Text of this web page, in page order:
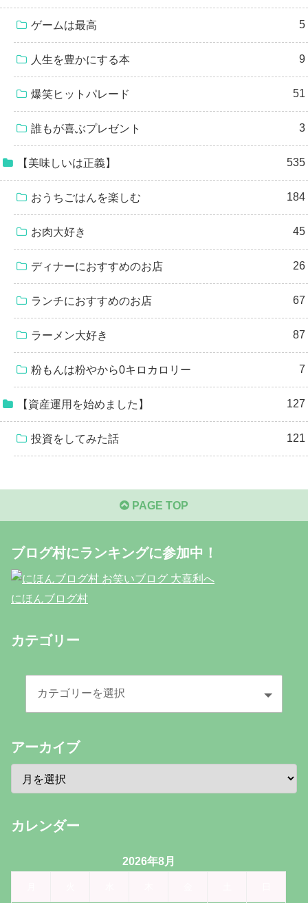
ゲームは最高 5
人生を豊かにする本 9
爆笑ヒットパレード 51
誰もが喜ぶプレゼント 3
【美味しいは正義】 535
おうちごはんを楽しむ 184
お肉大好き 45
ディナーにおすすめのお店 26
ランチにおすすめのお店 67
ラーメン大好き 87
粉もんは粉やから0キロカロリー 7
【資産運用を始めました】 127
投資をしてみた話 121
PAGE TOP
ブログ村にランキングに参加中！
にほんブログ村
カテゴリー
アーカイブ
カレンダー
2026年8月